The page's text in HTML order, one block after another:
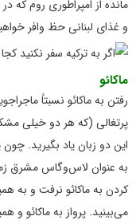
مانده از امپراطوری روم که
و غذای لبنانی حظ وافر
ماکائو
رفتن به ماکائو نسبتاً
پرتغالی (که هر دو خیلی
این دو زبان یاد بگیرید.
به عنوان لاس‌وگاس مشرق
کردن به ماکائو نرفت و به
می‌بینید. پرواز به ماکائو